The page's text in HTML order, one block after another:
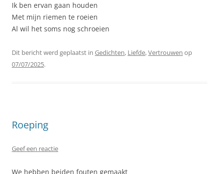
Ik ben ervan gaan houden
Met mijn riemen te roeien
Al wil het soms nog schroeien
Dit bericht werd geplaatst in Gedichten, Liefde,Vertrouwen op
07/07/2025.
Roeping
Geef een reactie
We hebben beiden fouten gemaakt